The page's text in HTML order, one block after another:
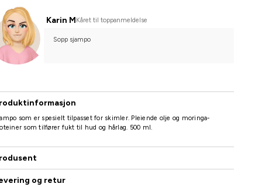
Karin MKåret til toppanmeldelse
Sopp sjampo
som er spesielt tilpasset for skimler. Pleiende olje og moringa-
som tilfører fukt til hud og hårlag. 500 ml.
og retur